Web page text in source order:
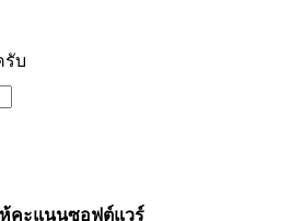
รับ
คะแนนซอฟต์แวร์